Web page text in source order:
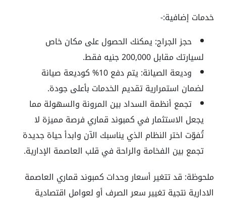
خدمات إضافية:-
حجز الجراج:يمكنك الحصول على مكان خاص
لسيارتك مقابل200,000جنيه فقط.
وديعة الصيانة:يتم دفع10%
كوديعة صيانة
لضمان استمرارية تقديم الخدمات بأعلى جودة.
تجمع أنظمة السداد بين المرونة والسهولة مما
يجعل الاستثمار في كمبوند قماري فرصة مميزة لا
تُفوّت اختر النظام الذي يناسبك الآن وابدأ حياة جديدة
تجمع بين الفخامة والراحة في قلب العاصمة الإدارية.
ملحوظة: قد تتغير أسعار وحدات كمبوند قماري العاصمة
الادارية نتجية تغيير سعر الصرف أو لعوامل اقتصادية